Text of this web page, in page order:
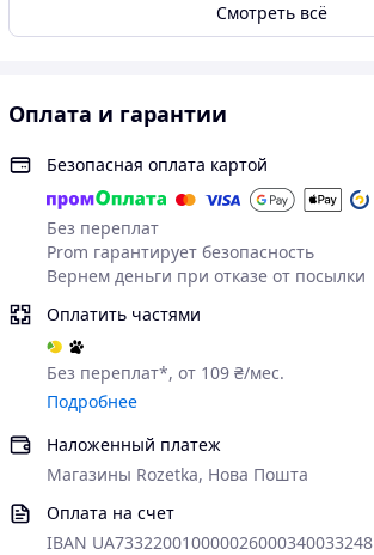
Смотреть всё
Оплата и гарантии
Безопасная оплата картой
Без переплат
Prom гарантирует безопасность
Вернем деньги при отказе от посылки
Оплатить частями
Без переплат*, от 109 ₴/мес.
Подробнее
Наложенный платеж
Магазины Rozetka, Нова Пошта
Оплата на счет
IBAN UA733220010000026000340033248